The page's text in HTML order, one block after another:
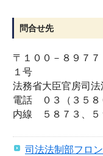
問合せ先
〒１００－８９７
１号
法務省大臣官房司
電話 ０３（３５８
内線 ５８７３、５
司法法制部フロ